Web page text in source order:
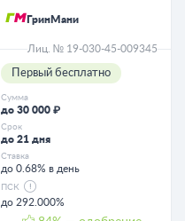
ГринМани
Лиц. № 19-030-45-009345
Первый бесплатно
Сумма
до 30 000 ₽
Срок
до 21 дня
Ставка
до 0.68% в день
ПСК
до 292.000%